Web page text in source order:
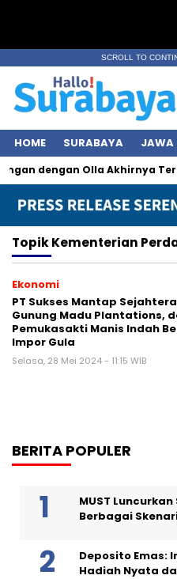
SCROLL TO
HOME SURABAYA JAWA
dengan Olla Akhirnya
TopikKementerian
Ekonomi
PT Sukses Mantap
Gunung Madu Plantations,
Pemukasakti Manis Indah
Impor Gula
Selasa, 28 Mei 2024 - 11:15 WIB
BERITA POPULER
MUST
Berbagai
Deposito Emas:
Hadiah Nyata